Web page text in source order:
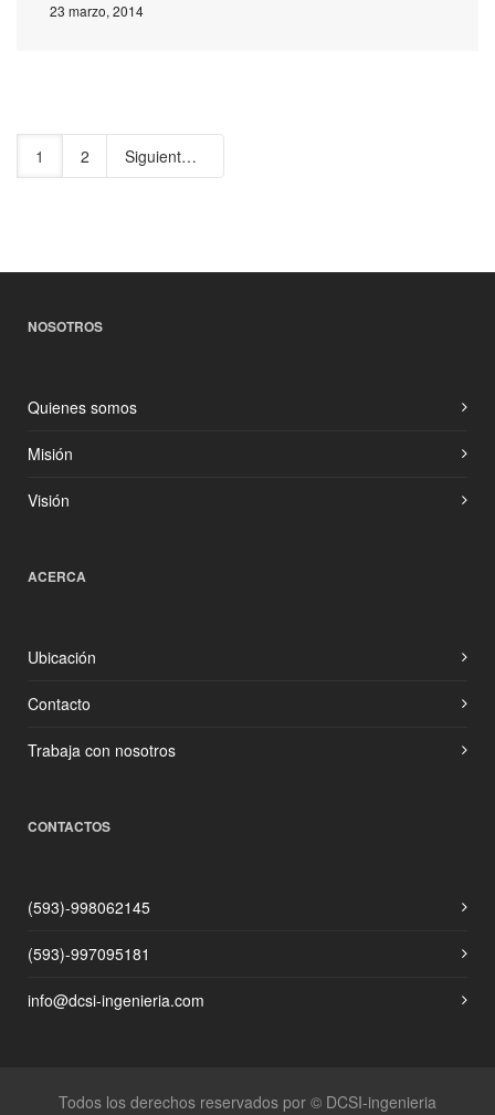
23 marzo, 2014
1 2 Siguiente
NOSOTROS
Quienes somos
Misión
Visión
ACERCA
Ubicación
Contacto
Trabaja con nosotros
CONTACTOS
(593)-998062145
(593)-997095181
info@dcsi-ingenieria.com
Todos los derechos reservados por © DCSI-ingenieria